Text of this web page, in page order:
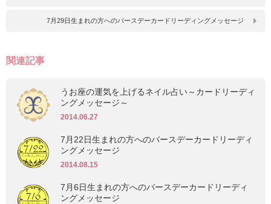
7月29日生まれの方へのバースデーカードリーディングメッセージ
関連記事
うお座の運気を上げるネイル占い～カードリーディ
ングメッセージ～
2014.06.27
7月22日生まれの方へのバースデーカードリーディ
ングメッセージ
2014.08.15
7月6日生まれの方へのバースデーカードリーディ
ングメッセージ